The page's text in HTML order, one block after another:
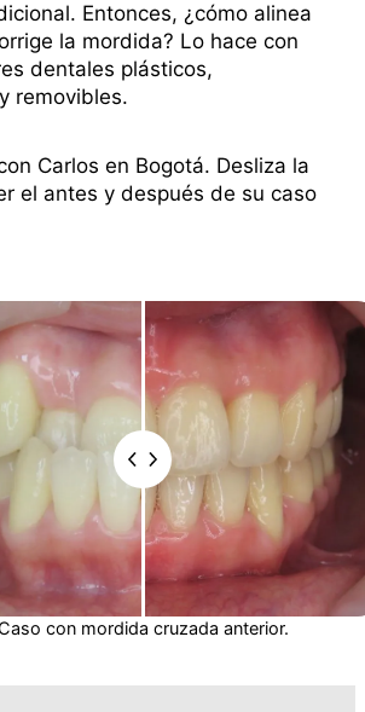
Entonces, ¿cómo alinea
la mordida? Lo hace con
dentales plásticos,
removibles.
Carlos en Bogotá. Desliza la
el antes y después de su caso
Caso con mordida cruzada anterior.